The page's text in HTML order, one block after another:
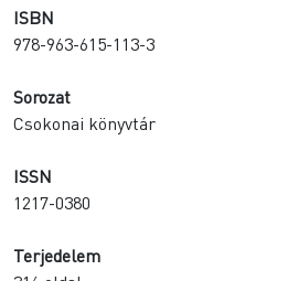
ISBN
978-963-615-113-3
Sorozat
Csokonai könyvtár
ISSN
1217-0380
Terjedelem